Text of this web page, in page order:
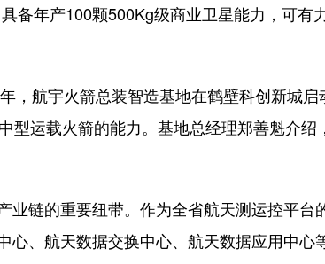
备年产100颗500Kg级商业卫星能力，可
航宇火箭总装智造基地在鹤壁科创新城启
型运载火箭的能力。基地总经理郑善魁介
链的重要纽带。作为全省航天测运控平台
心、航天数据交换中心、航天数据应用中